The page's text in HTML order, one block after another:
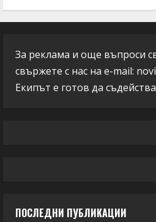
За реклама и още въпроси
свържете с нас на e-mail:
Екипът е готов да
ПОСЛЕДНИ ПУБЛИКАЦИИ